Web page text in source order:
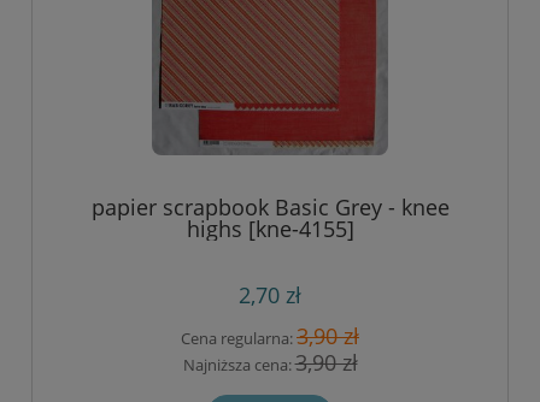
papier scrapbook Basic Grey - knee
highs [kne-4155]
2,70 zł
Cena regularna:3,90 zł
Najniższa cena:3,90 zł